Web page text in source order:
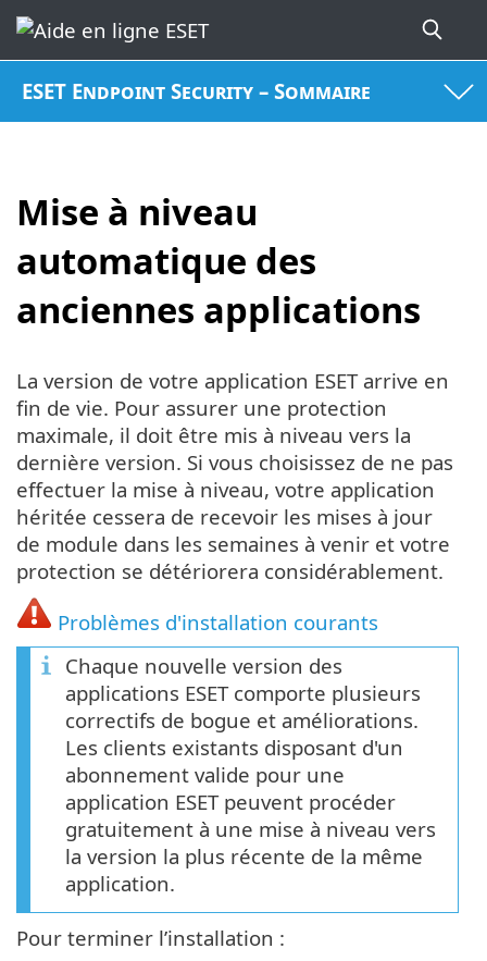
ESET Endpoint Security – Sommaire
Mise à niveau
automatique des
anciennes applications
La version de votre application ESET arrive en
fin de vie. Pour assurer une protection
maximale, il doit être mis à niveau vers la
dernière version. Si vous choisissez de ne pas
effectuer la mise à niveau, votre application
héritée cessera de recevoir les mises à jour
de module dans les semaines à venir et votre
protection se détériorera considérablement.
Problèmes d'installation courants
Chaque nouvelle version des
applications ESET comporte plusieurs
correctifs de bogue et améliorations.
Les clients existants disposant d'un
abonnement valide pour une
application ESET peuvent procéder
gratuitement à une mise à niveau vers
la version la plus récente de la même
application.
Pour terminer l’installation :